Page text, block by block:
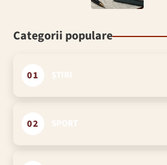
Categorii populare
01
02